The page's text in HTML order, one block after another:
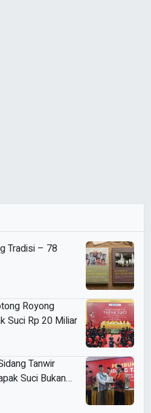
Tradisi – 78
Royong
Suci Rp 20 Miliar
Tanwir
Suci Bukan
Dracin”